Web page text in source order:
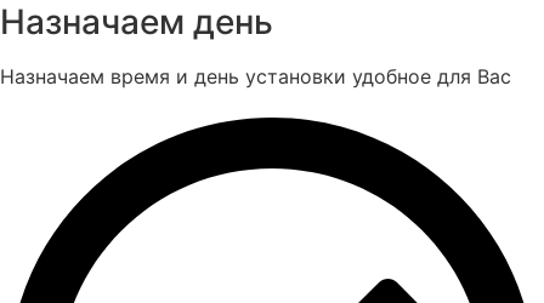
Назначаем день
Назначаем время и день установки удобное для Вас